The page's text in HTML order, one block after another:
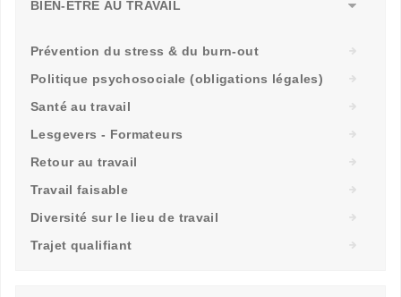
BIEN-ÊTRE AU TRAVAIL
Prévention du stress & du burn-out
Politique psychosociale (obligations légales)
Santé au travail
Lesgevers - Formateurs
Retour au travail
Travail faisable
Diversité sur le lieu de travail
Trajet qualifiant